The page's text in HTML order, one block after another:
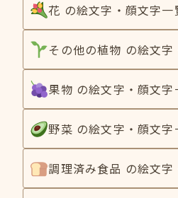
花 の絵文字・顔文字一
その他の植物 の絵文
果物 の絵文字・顔文字
野菜 の絵文字・顔文字
調理済み食品 の絵文